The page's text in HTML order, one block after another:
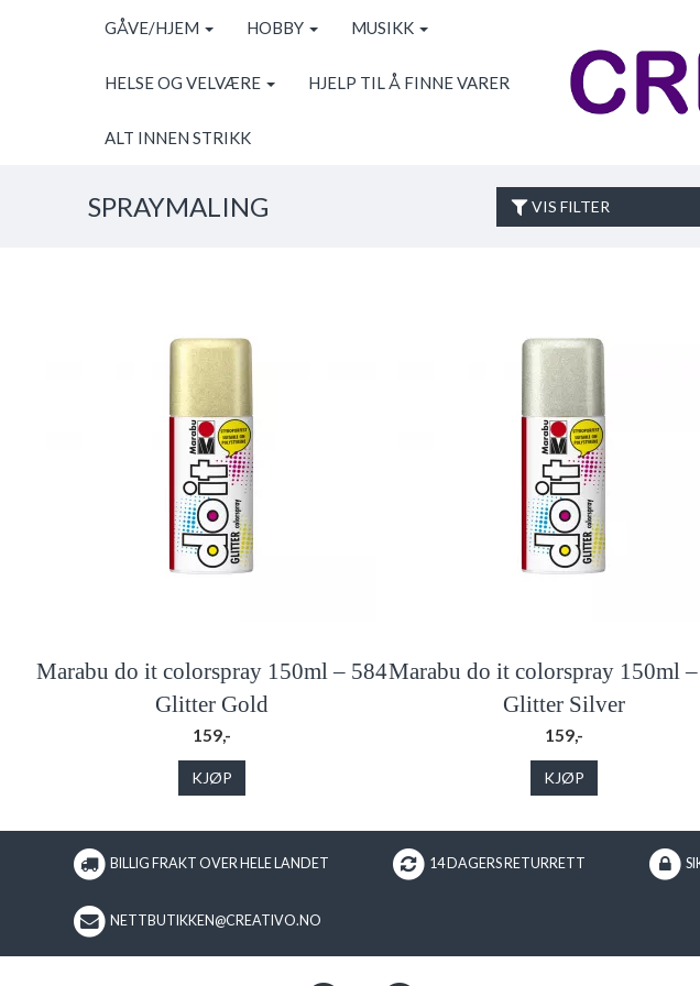
GÅVE/HJEM HOBBY MUSIKK
HELSE OG VELVÆRE HJELP TIL Å FINNE VARER
ALT INNEN STRIKK
SPRAYMALING VIS FILTER
Marabu do it colorspray 150ml – 584
Glitter Gold
159,-
KJØP
Marabu do it colorspray 150ml
Glitter Silver
159,-
KJØP
BILLIG FRAKT OVER HELE LANDET 14 DAGERS RETURRETT
NETTBUTIKKEN@CREATIVO.NO